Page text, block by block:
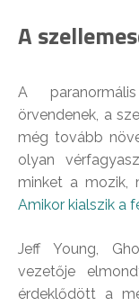
A
A
örvendenek, a
még tovább
olyan
minket a mozik,
Amikor kialszik a
Jeff Young,
vezetője
érdeklődött a